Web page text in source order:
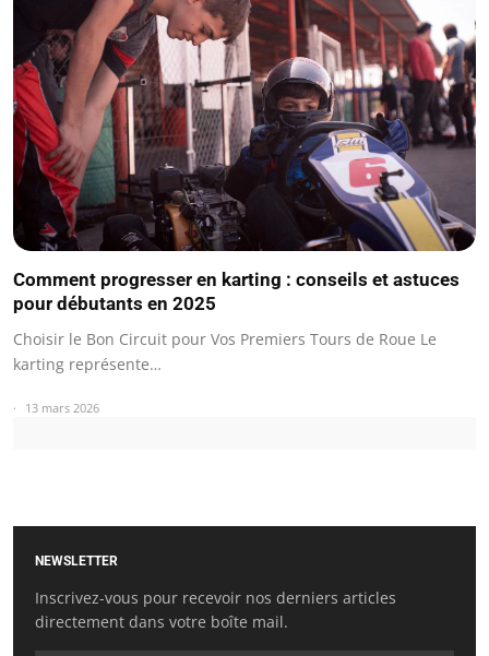
Comment progresser en karting : conseils et astuces
pour débutants en 2025
Choisir le Bon Circuit pour Vos Premiers Tours de Roue Le
karting représente…
13 mars 2026
NEWSLETTER
Inscrivez-vous pour recevoir nos derniers articles
directement dans votre boîte mail.